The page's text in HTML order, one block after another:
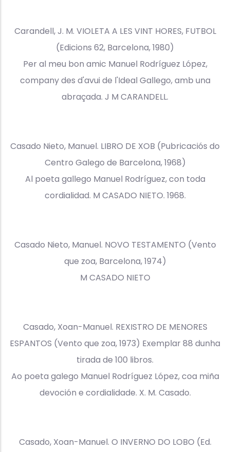
Carandell, J. M. VIOLETA A LES VINT HORES, FUTBOL
(Edicions 62, Barcelona, 1980)
Per al meu bon amic Manuel Rodríguez López,
company des d'avui de l'Ideal Gallego, amb una
abraçada. J M CARANDELL.
Casado Nieto, Manuel. LIBRO DE XOB (Pubricaciós do
Centro Galego de Barcelona, 1968)
Al poeta gallego Manuel Rodríguez, con toda
cordialidad. M CASADO NIETO. 1968.
Casado Nieto, Manuel. NOVO TESTAMENTO (Vento
que zoa, Barcelona, 1974)
M CASADO NIETO
Casado, Xoan-Manuel. REXISTRO DE MENORES
ESPANTOS (Vento que zoa, 1973) Exemplar 88 dunha
tirada de 100 libros.
Ao poeta galego Manuel Rodríguez López, coa miña
devoción e cordialidade. X. M. Casado.
Casado, Xoan-Manuel. O INVERNO DO LOBO (Ed.